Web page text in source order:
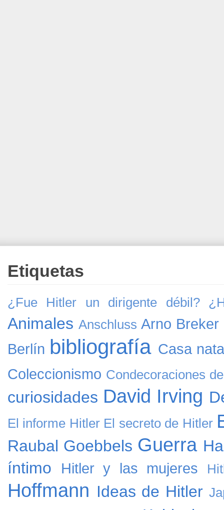
Etiquetas
¿Fue Hitler un dirigente débil?
Animales Anschluss Arno Breker
Berlín bibliografía Casa
Coleccionismo Condecoraciones
curiosidades David Irving
El informe Hitler El secreto de Hitler
Raubal Goebbels Guerra
íntimo
Hitler y las mujeres
Hoffmann Ideas de Hitler